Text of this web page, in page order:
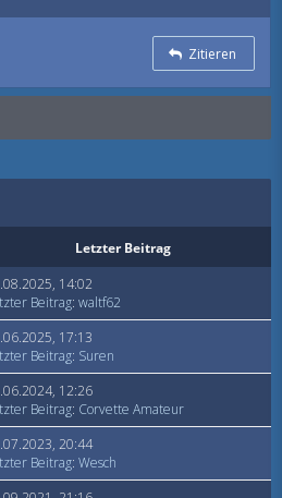
Zitieren
Letzter Beitrag
14:02
Beitrag: waltf62
17:13
Beitrag: Suren
12:26
Beitrag: Corvette Amateur
20:44
Beitrag: Wesch